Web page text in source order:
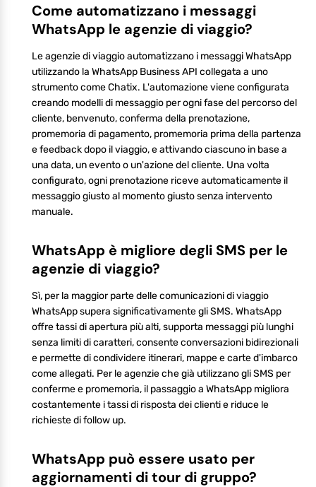
Come automatizzano i messaggi
WhatsApp le agenzie di viaggio?
Le agenzie di viaggio automatizzano i messaggi WhatsApp
utilizzando la WhatsApp Business API collegata a uno
strumento come Chatix. L'automazione viene configurata
creando modelli di messaggio per ogni fase del percorso del
cliente, benvenuto, conferma della prenotazione,
promemoria di pagamento, promemoria prima della partenza
e feedback dopo il viaggio, e attivando ciascuno in base a
una data, un evento o un'azione del cliente. Una volta
configurato, ogni prenotazione riceve automaticamente il
messaggio giusto al momento giusto senza intervento
manuale.
WhatsApp è migliore degli SMS per le
agenzie di viaggio?
Sì, per la maggior parte delle comunicazioni di viaggio
WhatsApp supera significativamente gli SMS. WhatsApp
offre tassi di apertura più alti, supporta messaggi più lunghi
senza limiti di caratteri, consente conversazioni bidirezionali
e permette di condividere itinerari, mappe e carte d'imbarco
come allegati. Per le agenzie che già utilizzano gli SMS per
conferme e promemoria, il passaggio a WhatsApp migliora
costantemente i tassi di risposta dei clienti e riduce le
richieste di follow up.
WhatsApp può essere usato per
aggiornamenti di tour di gruppo?